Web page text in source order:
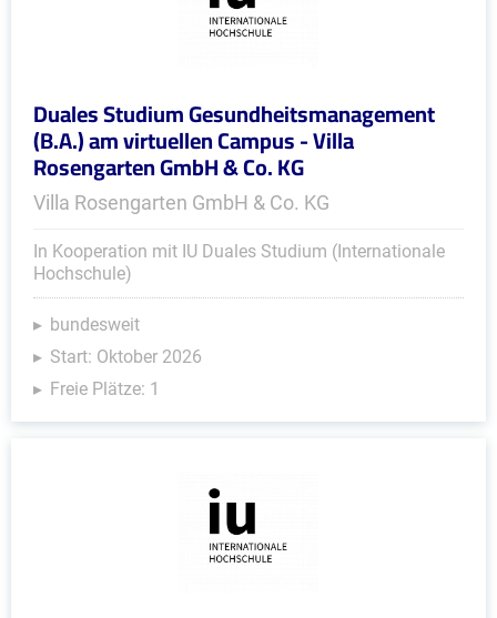
Duales Studium Gesundheitsmanagement
(B.A.) am virtuellen Campus - Villa
Rosengarten GmbH & Co. KG
Villa Rosengarten GmbH & Co. KG
In Kooperation mit IU Duales Studium (Internationale
Hochschule)
bundesweit
Start: Oktober 2026
Freie Plätze: 1